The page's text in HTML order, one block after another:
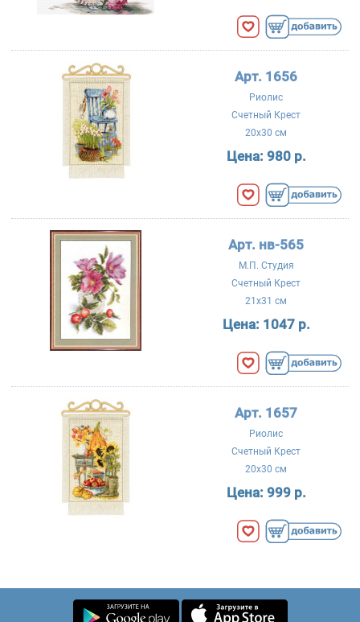
Арт. 1656
Риолис
Счетный Крест
20x30 см
Цена: 980 р.
Арт. нв-565
М.П. Студия
Счетный Крест
21x31 см
Цена: 1047 р.
Арт. 1657
Риолис
Счетный Крест
20x30 см
Цена: 999 р.